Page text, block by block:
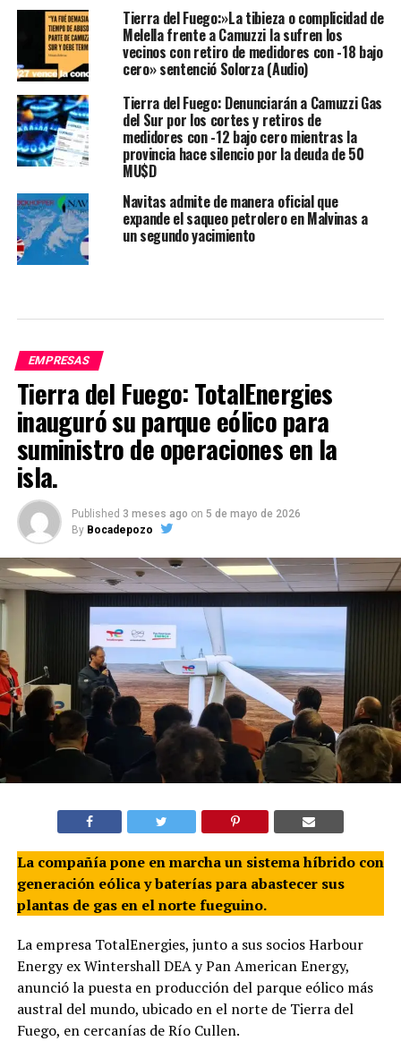
Tierra del Fuego:»La tibieza o complicidad de
Melella frente a Camuzzi la sufren los
vecinos con retiro de medidores con -18 bajo
cero» sentenció Solorza (Audio)
Tierra del Fuego: Denunciarán a Camuzzi Gas
del Sur por los cortes y retiros de
medidores con -12 bajo cero mientras la
provincia hace silencio por la deuda de 50
MU$D
Navitas admite de manera oficial que
expande el saqueo petrolero en Malvinas a
un segundo yacimiento
EMPRESAS
Tierra del Fuego: TotalEnergies
inauguró su parque eólico para
suministro de operaciones en la
isla.
Published 3 meses ago on 5 de mayo de 2026
By Bocadepozo
La compañía pone en marcha un sistema híbrido con
generación eólica y baterías para abastecer sus
plantas de gas en el norte fueguino.
La empresa TotalEnergies, junto a sus socios Harbour
Energy ex Wintershall DEA y Pan American Energy,
anunció la puesta en producción del parque eólico más
austral del mundo, ubicado en el norte de Tierra del
Fuego, en cercanías de Río Cullen.